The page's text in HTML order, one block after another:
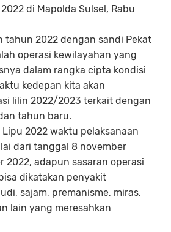
2022 di Mapolda Sulsel, Rabu
tahun 2022 dengan sandi Pekat
operasi kewilayahan yang
dalam rangka cipta kondisi
kedepan kita akan
lilin 2022/2023 terkait dengan
tahun baru.
2022 waktu pelaksanaan
dari tanggal 8 november
2022, adapun sasaran operasi
dikatakan penyakit
sajam, premanisme, miras,
lain yang meresahkan